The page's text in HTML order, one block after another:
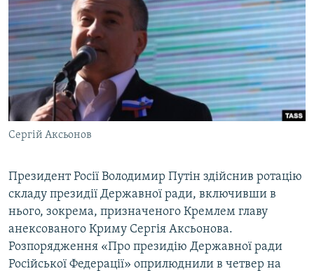
ВСЕ ЗА ДЕНЬ
СПЕЦПРОЕКТИ
ДЕПОРТАЦІЯ
ВІДЕОУРОКИ «ELIFBE»
СВІДЧЕННЯ ОКУПАЦІЇ
УКРАЇНСЬКА ПРОБЛЕМА КРИМУ
ЯК ОБІЙТИ БЛОКУВАННЯ
Русский
Qırımtatar
Усі сайти RFE/RL
Сергій Аксьонов
Президент Росії Володимир Путін здійснив ротацію
складу президії Державної ради, включивши в
нього, зокрема, призначеного Кремлем главу
анексованого Криму Сергія Аксьонова.
Розпорядження «Про президію Державної ради
Російської Федерації» оприлюднили в четвер на